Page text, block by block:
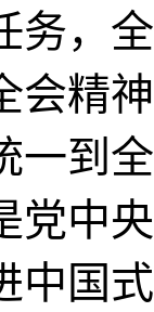
务，
会精
一到
党中
中国